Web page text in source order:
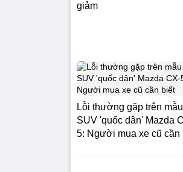
giảm
Lỗi thường gặp trên mẫu
SUV 'quốc dân' Mazda
5: Người mua xe cũ cần